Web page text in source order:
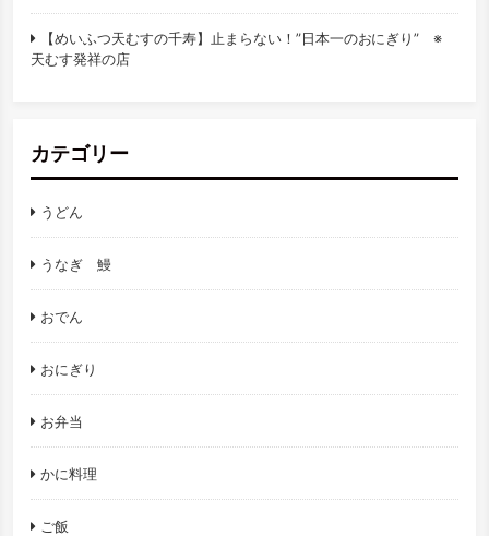
【めいふつ天むすの千寿】止まらない！”日本一のおにぎり” ※
天むす発祥の店
カテゴリー
うどん
うなぎ 鰻
おでん
おにぎり
お弁当
かに料理
ご飯